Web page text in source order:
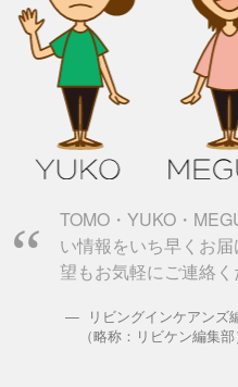
TOMO・YUKO・
い情報をいち早くお
望もお気軽にご連絡く
リビングインケアンズ
（略称：リビケン編集部